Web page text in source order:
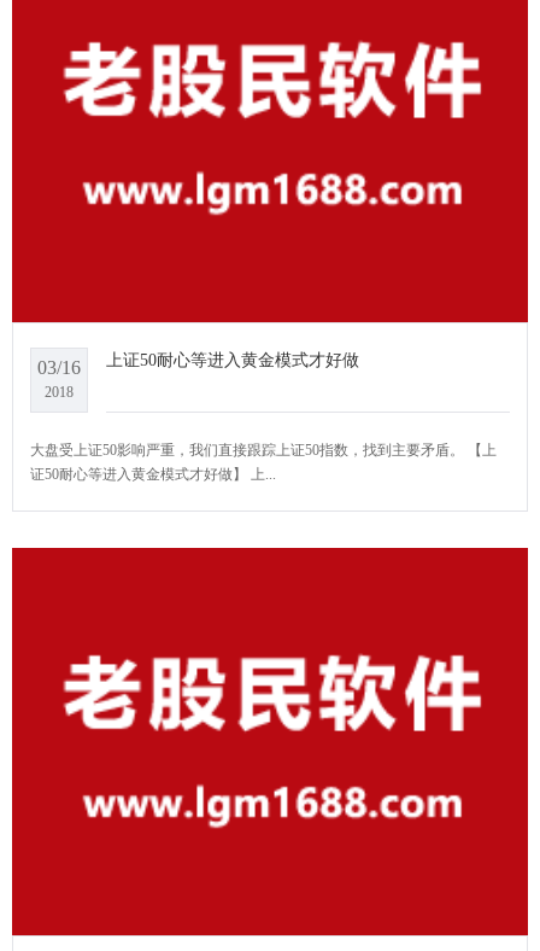
03/16
2018
上证50耐心等进入黄金模式才好做
大盘受上证50影响严重，我们直接跟踪上证50指数，找到主要矛盾。 【上
证50耐心等进入黄金模式才好做】 上...